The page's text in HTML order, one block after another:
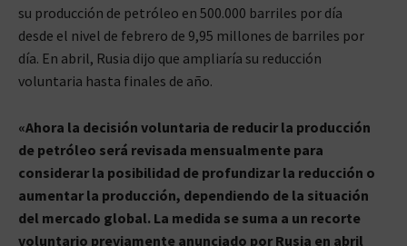
su producción de petróleo en 500.000 barriles por día
desde el nivel de febrero de 9,95 millones de barriles por
día. En abril, Rusia dijo que ampliaría su reducción
voluntaria hasta finales de año.
«Ahora la decisión voluntaria de reducir la producción
de petróleo será revisada mensualmente para
considerar la posibilidad de profundizar la reducción o
aumentar la producción, dependiendo de la situación
del mercado global. La medida se suma a un recorte
voluntario previamente anunciado por Rusia en abril